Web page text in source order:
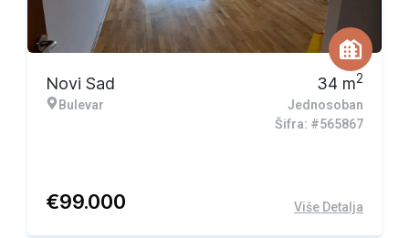
Novi Sad
Bulevar
34 m2
Jednosoban
Šifra: #565867
€99.000 Više Detalja